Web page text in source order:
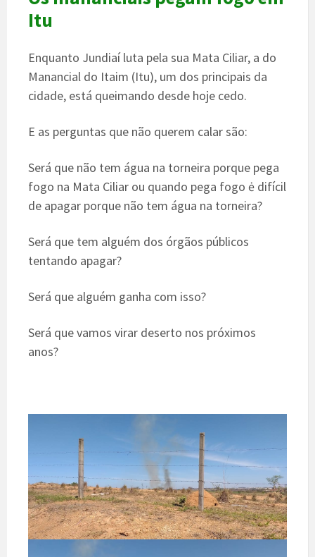
Itu
Enquanto Jundiaí luta pela sua Mata Ciliar, a do
Manancial do Itaim (Itu), um dos principais da
cidade, está queimando desde hoje cedo.
E as perguntas que não querem calar são:
Será que não tem água na torneira porque pega
fogo na Mata Ciliar ou quando pega fogo ė difícil
de apagar porque não tem água na torneira?
Será que tem alguém dos órgãos públicos
tentando apagar?
Será que alguém ganha com isso?
Será que vamos virar deserto nos próximos
anos?